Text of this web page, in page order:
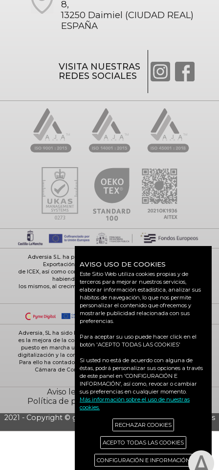
8,
13250 Daimiel (CIUDAD REAL)
ESPAÑA
VISITA NUESTRAS
REDES SOCIALES
Adversia S.L. ha participado en el Programa de Iniciación a la
Exportación ICEX-Next, y ha contado con el apoyo
de ICEX, así como con la cofinanciación de Fondos europeos FEDER,
habiendo contribuido según la medida de
los mismos, al crecimiento económico de esta empresa, su región y
Adversia, SL ha sido beneficiaria de Fondos Europeos, cuyo objetivo
es la mejora de la competitividad de las PYMES, y gracias al cual ha
puesto en marcha un Plan de Acción con el objetivo de reforzar la
digitalización y la competitividad de las pymes durante el año 2025.
Para ello ha contado con el apoyo del Programa Pyme Digital de la
Cámara de Comercio de Ciudad Real. #EuropaSeSiente
Aviso legal
Política de cookies
Política de privacidad
Ciudad Real activa
2021 - Copyright © grupo Adversia S.L. - Todos los derechos
reservados
AVISO USO DE COOKIES
Este Sitio Web utiliza cookies propias y de
terceros para mejorar nuestros servicios,
elaborar información estadística, analizar sus
hábitos de navegación, lo que nos permite
personalizar el contenido que ofrecemos y
mostrarle publicidad relacionada con sus
preferencias.
Para aceptar su uso puede hacer click en el
botón 'ACEPTO TODAS LAS COOKIES'
Si usted no está de acuerdo con alguna de
éstas, podrá personalizar sus opciones a través
de este panel en 'CONFIGURACIÓN E
INFORMACIÓN', así como, revocar o cambiar
sus preferencias en cualquier momento.
Más información sobre el uso de nuestras
cookies.
RECHAZAR COOKIES
ACEPTO TODAS LAS COOKIES
CONFIGURACIÓN E INFORMACIÓN